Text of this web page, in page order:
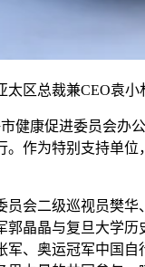
区总裁兼CEO袁
健康促进委员会
作为特别支持单
员会二级巡视员樊
晶晶与复旦大学
、奥运冠军中国